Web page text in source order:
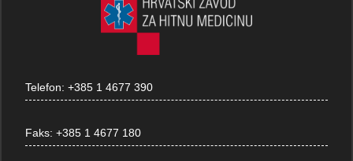
Telefon:+385 1 4677 390
Faks:+385 1 4677 180